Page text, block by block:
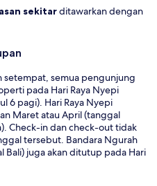
sekitarditawarkan dengan
setempat, semua pengunjung
pada Hari Raya Nyepi
6 pagi). Hari Raya Nyepi
Maret atau April (tanggal
Check-in dan check-out tidak
tersebut. Bandara Ngurah
Bali) juga akan ditutup pada Hari